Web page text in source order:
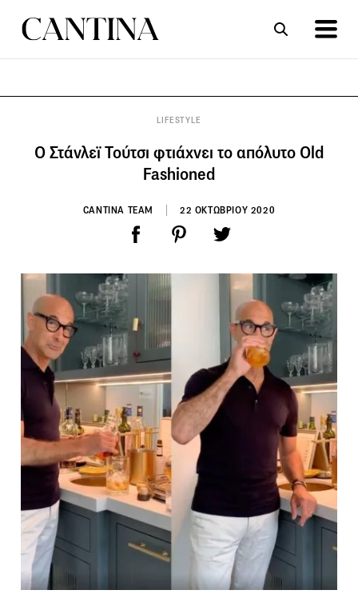
LIFESTYLE
Ο Στάνλεϊ Τούτσι φτιάχνει το απόλυτο Old
Fashioned
CANTINA TEAM 22 ΟΚΤΩΒΡΙΟΥ 2020